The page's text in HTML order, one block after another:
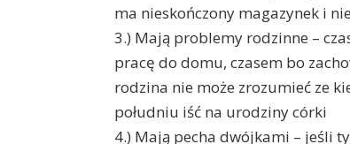
ma nieskończony magazynek i
3.) Mają problemy rodzinne –
pracę do domu, czasem bo
rodzina nie może zrozumieć ze
południu iść na urodziny córki
4.) Mają pecha dwójkami – jeśli